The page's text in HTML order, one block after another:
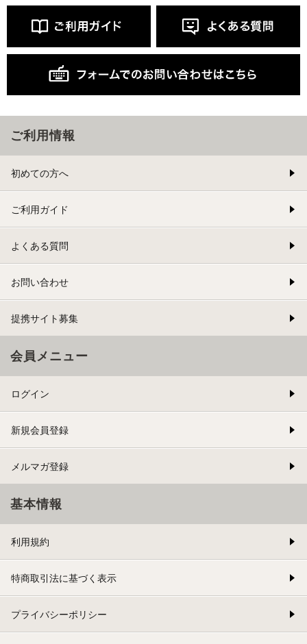
ご利用情報
初めての方へ
ご利用ガイド
よくある質問
お問い合わせ
提携サイト募集
会員メニュー
ログイン
新規会員登録
メルマガ登録
基本情報
利用規約
特商取引法に基づく表示
プライバシーポリシー